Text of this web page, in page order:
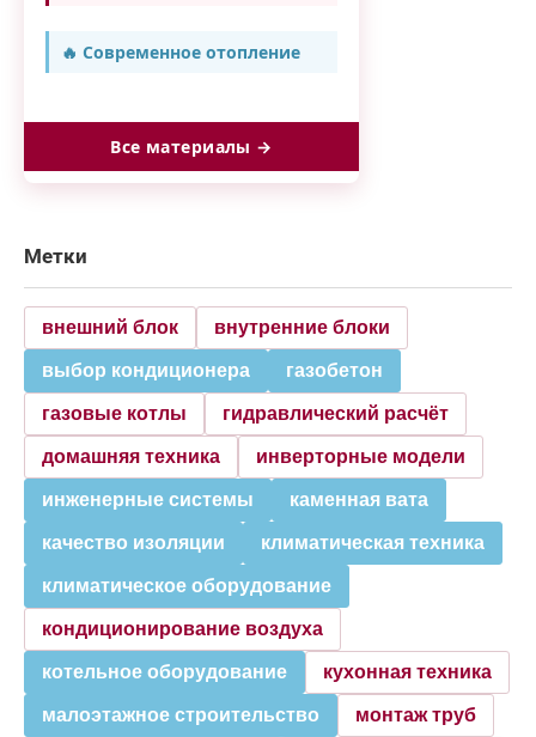
🔥 Современное отопление
Все материалы →
Метки
внешний блок внутренние блоки
выбор кондиционера газобетон
газовые котлы гидравлический расчёт
домашняя техника инверторные модели
инженерные системы каменная вата
качество изоляции климатическая техника
климатическое оборудование
кондиционирование воздуха
котельное оборудование кухонная техника
малоэтажное строительство монтаж труб